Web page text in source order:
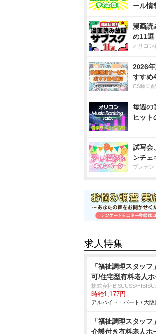
ール情
漫画読
め11選
オリコン
2026
すすめ
CS動画
毎週の
ヒット
試写会
ンチェ
プレゼン
求人特集
「福祉調理スタッ
可/住宅型有料老人ホ
株式会社BISCUSS/HIBISU
時給1,177円
アルバイト・パート / 大阪
「福祉調理スタッ
介護付き有料老人ホ